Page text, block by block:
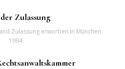
Zulassung
Zulassung erworben in München
1994